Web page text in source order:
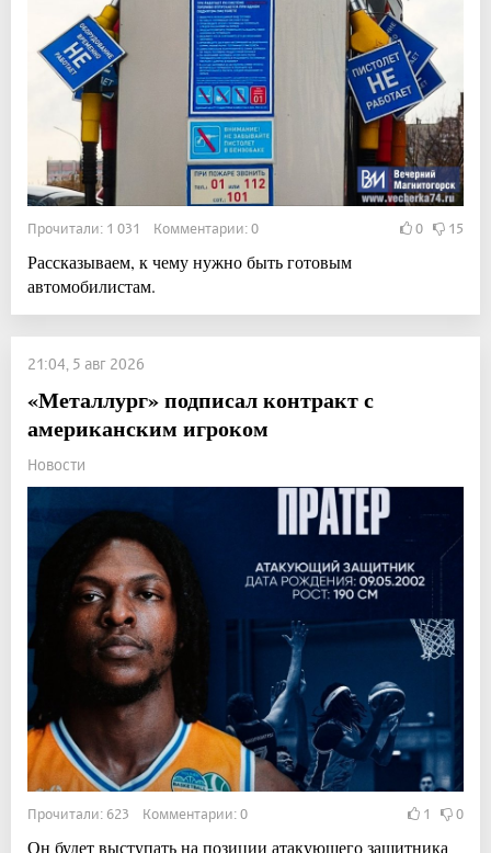
Прочитали: 1 031 Комментарии: 0 0 15
Рассказываем, к чему нужно быть готовым
автомобилистам.
21:04, 5 авг 2026
«Металлург» подписал контракт с
американским игроком
Новости
Прочитали: 623 Комментарии: 0 1 0
Он будет выступать на позиции атакующего защитника